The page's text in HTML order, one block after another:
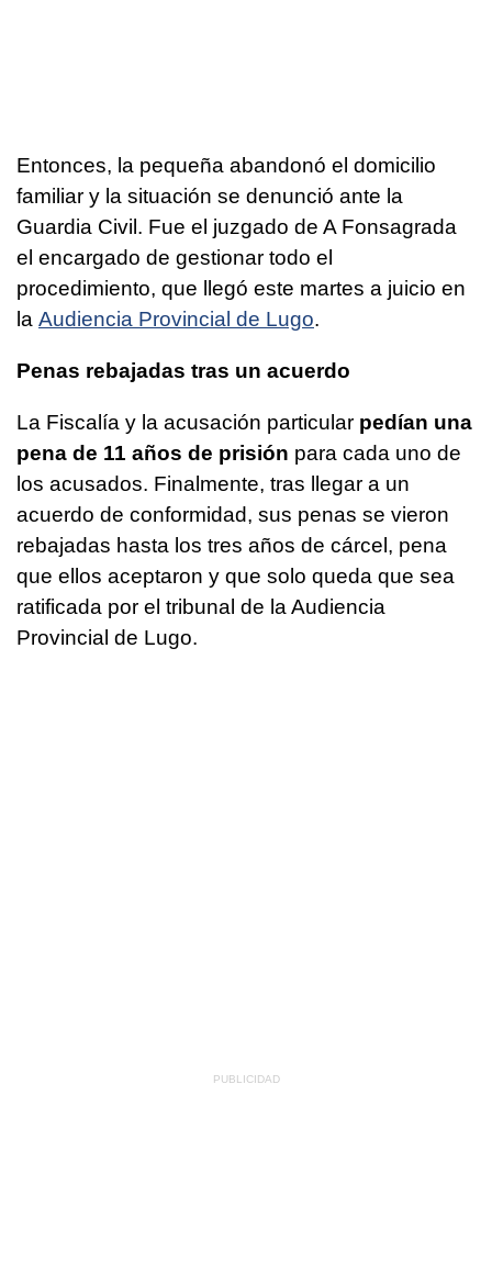
Entonces, la pequeña abandonó el domicilio
familiar y la situación se denunció ante la
Guardia Civil. Fue el juzgado de A Fonsagrada
el encargado de gestionar todo el
procedimiento, que llegó este martes a juicio en
la Audiencia Provincial de Lugo.
Penas rebajadas tras un acuerdo
La Fiscalía y la acusación particular pedían una
pena de 11 años de prisión para cada uno de
los acusados. Finalmente, tras llegar a un
acuerdo de conformidad, sus penas se vieron
rebajadas hasta los tres años de cárcel, pena
que ellos aceptaron y que solo queda que sea
ratificada por el tribunal de la Audiencia
Provincial de Lugo.